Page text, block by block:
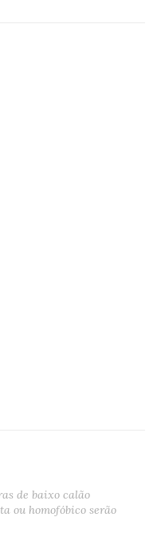
de baixo calão
ou homofóbico serão